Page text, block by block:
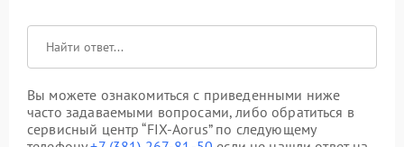
Вы можете ознакомиться с приведенными ниже
часто задаваемыми вопросами, либо обратиться в
сервисный центр “FIX-Aorus” по следующему